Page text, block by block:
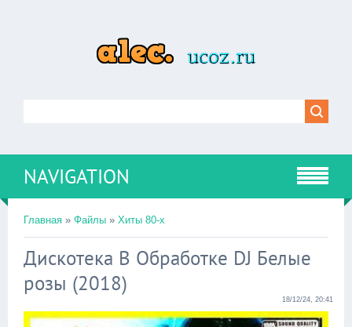
NAVIGATION
Главная » Файлы » Хиты 80-х
Дискотека В Обработке DJ Белые
розы (2018)
18/12/24, 20:41